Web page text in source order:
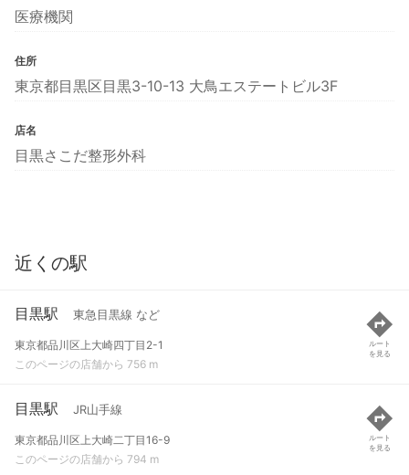
医療機関
住所
東京都目黒区目黒3-10-13 大鳥エステートビル3F
店名
目黒さこだ整形外科
近くの駅
目黒駅 東急目黒線 など
東京都品川区上大崎四丁目2-1
このページの店舗から 756 m
ルート
を見る
目黒駅 JR山手線
東京都品川区上大崎二丁目16-9
このページの店舗から 794 m
ルート
を見る